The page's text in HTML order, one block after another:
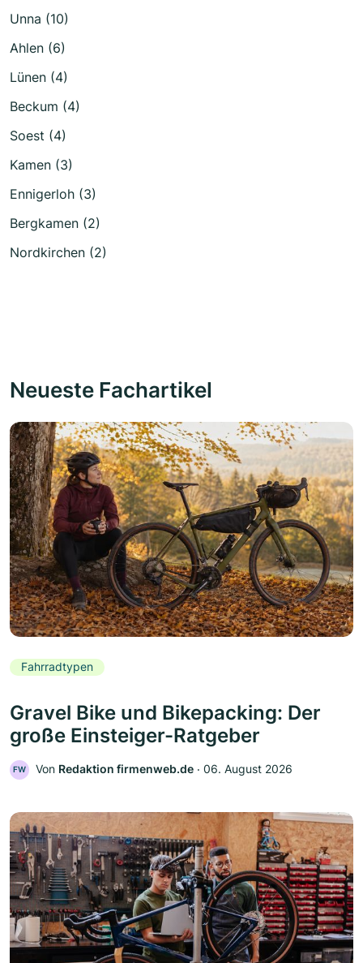
Unna (10)
Ahlen (6)
Lünen (4)
Beckum (4)
Soest (4)
Kamen (3)
Ennigerloh (3)
Bergkamen (2)
Nordkirchen (2)
Neueste Fachartikel
Fahrradtypen
Gravel Bike und Bikepacking: Der
große Einsteiger-Ratgeber
FW Von Redaktion firmenweb.de ‧ 06. August 2026